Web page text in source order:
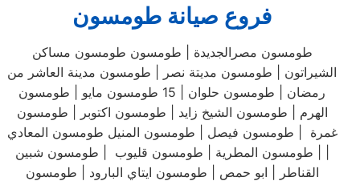
فروع صيانة طومسون
طومسون مصرالجديدة | طومسون طومسون مساكن
الشيراتون | طومسون مديتة نصر | طومسون مدينة العاشر من
رمضان | طومسون حلوان | 15 طومسون مايو | طومسون
الهرم | طومسون الشيخ زايد | طومسون اكتوبر | طومسون
غمرة | طومسون فيصل | طومسون المنيل طومسون المعادي
| | طومسون المطرية | طومسون قليوب | طومسون شبين
القناطر | ابو حمص | طومسون ايتاي البارود | طومسون